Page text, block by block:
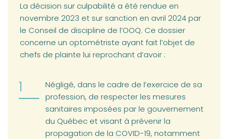
ACTUALITÉS - Avis de Santé Canada
VOTRE PRATIQUE - Téléoptométrie: nouveau règlement
VOTRE PRATIQUE - Nouvelle loi sur les renseignements
VOTRE PRATIQUE - Projet loi 67 et reconnaissance du
rôle des optométristes
La décision sur culpabilité a été rendue en
novembre 2023 et sur sanction en avril 2024 par
le Conseil de discipline de l’OOQ. Ce dossier
concerne un optométriste ayant fait l’objet de
chefs de plainte lui reprochant d’avoir :
Négligé, dans le cadre de l’exercice de sa
profession, de respecter les mesures
sanitaires imposées par le gouvernement
du Québec et visant à prévenir la
propagation de la COVID-19, notamment